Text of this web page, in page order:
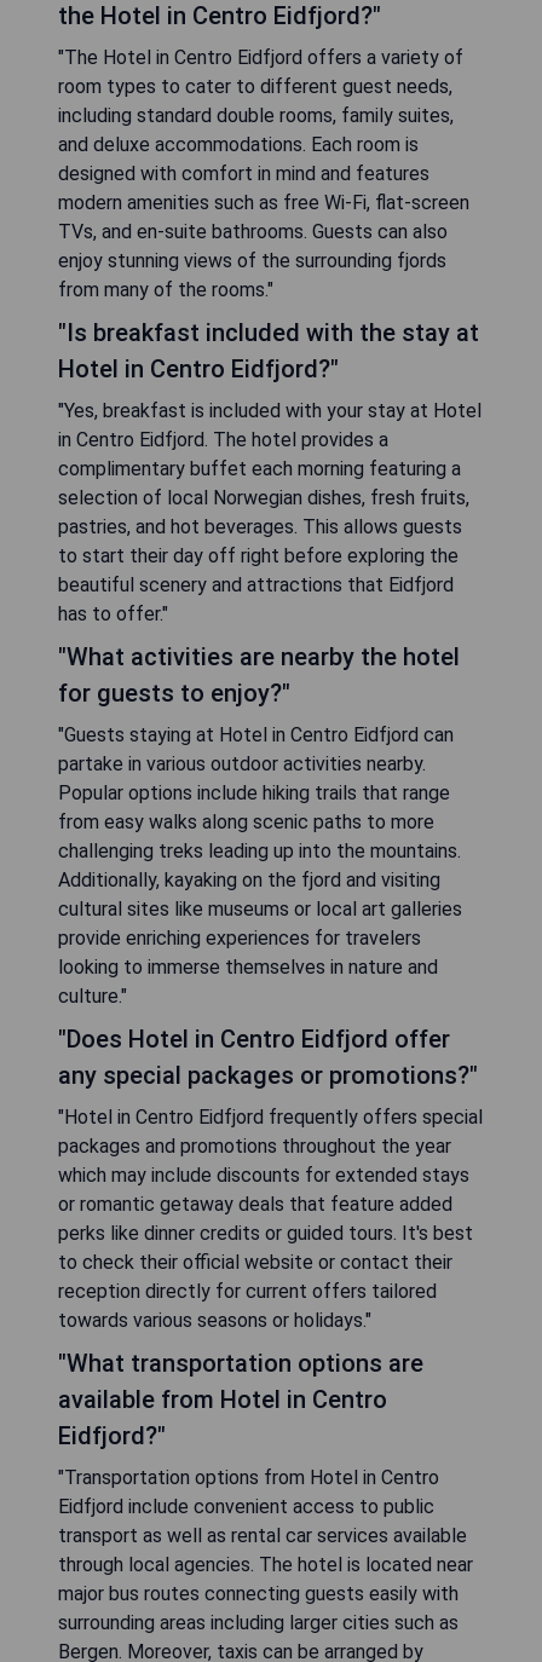
the Hotel in Centro Eidfjord?"
"The Hotel in Centro Eidfjord offers a variety of
room types to cater to different guest needs,
including standard double rooms, family suites,
and deluxe accommodations. Each room is
designed with comfort in mind and features
modern amenities such as free Wi-Fi, flat-screen
TVs, and en-suite bathrooms. Guests can also
enjoy stunning views of the surrounding fjords
from many of the rooms."
"Is breakfast included with the stay at
Hotel in Centro Eidfjord?"
"Yes, breakfast is included with your stay at Hotel
in Centro Eidfjord. The hotel provides a
complimentary buffet each morning featuring a
selection of local Norwegian dishes, fresh fruits,
pastries, and hot beverages. This allows guests
to start their day off right before exploring the
beautiful scenery and attractions that Eidfjord
has to offer."
"What activities are nearby the hotel
for guests to enjoy?"
"Guests staying at Hotel in Centro Eidfjord can
partake in various outdoor activities nearby.
Popular options include hiking trails that range
from easy walks along scenic paths to more
challenging treks leading up into the mountains.
Additionally, kayaking on the fjord and visiting
cultural sites like museums or local art galleries
provide enriching experiences for travelers
looking to immerse themselves in nature and
culture."
"Does Hotel in Centro Eidfjord offer
any special packages or promotions?"
"Hotel in Centro Eidfjord frequently offers special
packages and promotions throughout the year
which may include discounts for extended stays
or romantic getaway deals that feature added
perks like dinner credits or guided tours. It's best
to check their official website or contact their
reception directly for current offers tailored
towards various seasons or holidays."
"What transportation options are
available from Hotel in Centro
Eidfjord?"
"Transportation options from Hotel in Centro
Eidfjord include convenient access to public
transport as well as rental car services available
through local agencies. The hotel is located near
major bus routes connecting guests easily with
surrounding areas including larger cities such as
Bergen. Moreover, taxis can be arranged by